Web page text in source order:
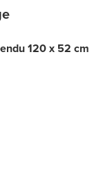
120 x 52 cm